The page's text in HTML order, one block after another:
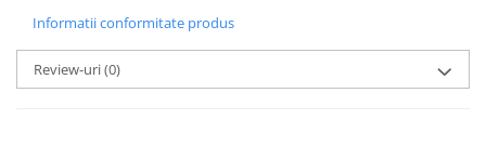
Informatii conformitate produs
Review-uri(0)